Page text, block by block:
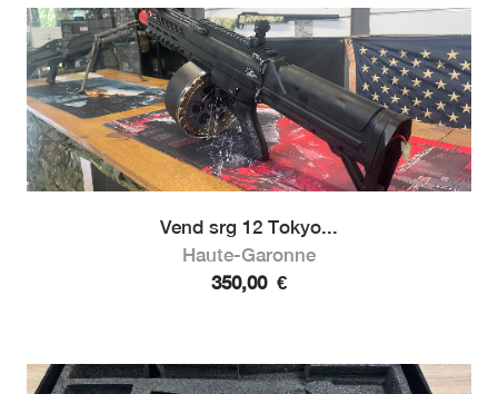
Vend srg 12 Tokyo...
Haute-Garonne
350,00 €